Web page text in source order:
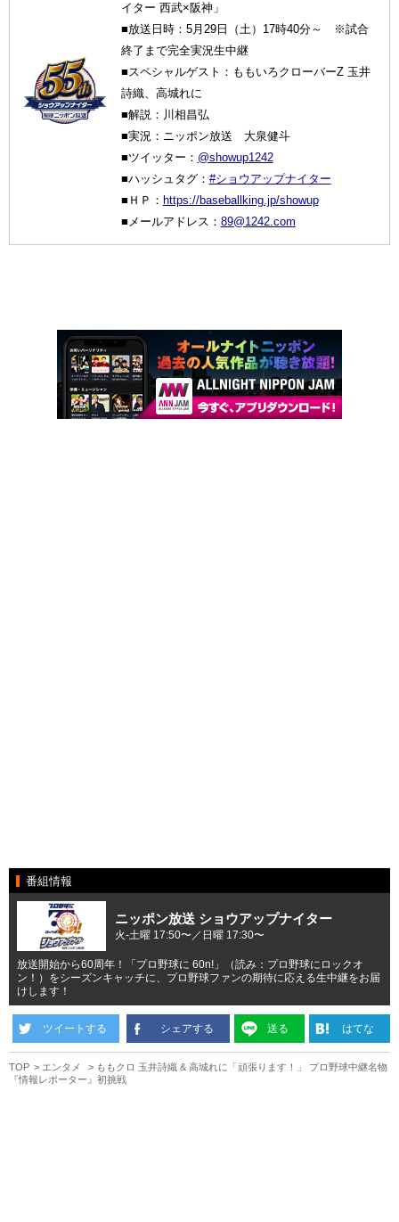
イター 西武×阪神」
■放送日時：5月29日（土）17時40分～ ※試合
終了まで完全実況生中継
■スペシャルゲスト：ももいろクローバーZ 玉井
詩織、高城れに
■解説：川相昌弘
■実況：ニッポン放送 大泉健斗
■ツイッター： @showup1242
■ハッシュタグ： #ショウアップナイター
■ＨＰ： https://baseballking.jp/showup
■メールアドレス： 89@1242.com
番組情報
ニッポン放送 ショウアップナイター
火-土曜 17:50〜／日曜 17:30〜
放送開始から60周年！「プロ野球に 60n!」（読み：プロ野球にロックオ
ン！）をシーズンキャッチに、プロ野球ファンの期待に応える生中継をお届
けします！
ツイートする シェアする 送る はてな
TOP エンタメ
ももクロ 玉井詩織 & 高城れに「頑張ります！」 プロ野球中継名物
『情報レポーター』初挑戦